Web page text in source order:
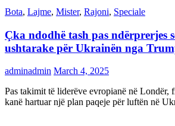
Bota, Lajme, Mister, Rajoni, Speciale
Çka ndodhë tash pas ndërprerjes
ushtarake për Ukrainën nga
adminadmin March 4, 2025
Pas takimit të liderëve evropianë në Londër,
kanë hartuar një plan paqeje për luftën në